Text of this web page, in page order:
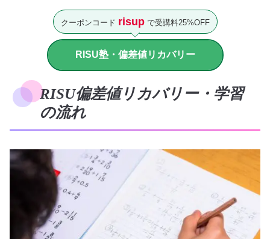
クーポンコード risupで受講料25%OFF
RISU塾・偏差値リカバリー
RISU偏差値リカバリー・学習
の流れ